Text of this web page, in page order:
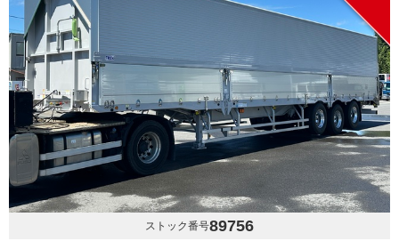
ストック番号89756